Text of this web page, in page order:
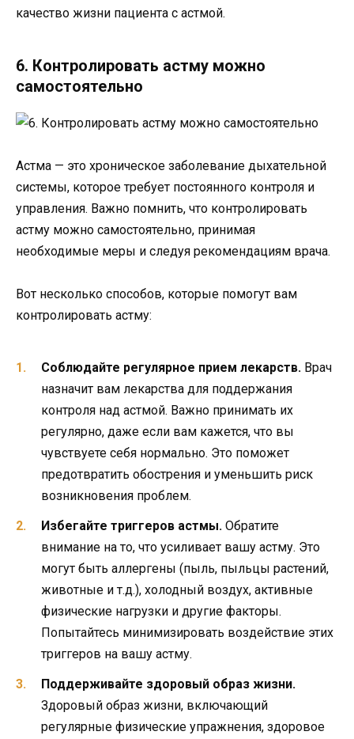
качество жизни пациента с астмой.
6. Контролировать астму можно
самостоятельно
Астма — это хроническое заболевание дыхательной
системы, которое требует постоянного контроля и
управления. Важно помнить, что контролировать
астму можно самостоятельно, принимая
необходимые меры и следуя рекомендациям врача.
Вот несколько способов, которые помогут вам
контролировать астму:
Соблюдайте регулярное прием лекарств. Врач
назначит вам лекарства для поддержания
контроля над астмой. Важно принимать их
регулярно, даже если вам кажется, что вы
чувствуете себя нормально. Это поможет
предотвратить обострения и уменьшить риск
возникновения проблем.
Избегайте триггеров астмы. Обратите
внимание на то, что усиливает вашу астму. Это
могут быть аллергены (пыль, пыльцы растений,
животные и т.д.), холодный воздух, активные
физические нагрузки и другие факторы.
Попытайтесь минимизировать воздействие этих
триггеров на вашу астму.
Поддерживайте здоровый образ жизни.
Здоровый образ жизни, включающий
регулярные физические упражнения, здоровое